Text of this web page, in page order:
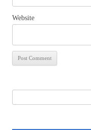
Website
for: